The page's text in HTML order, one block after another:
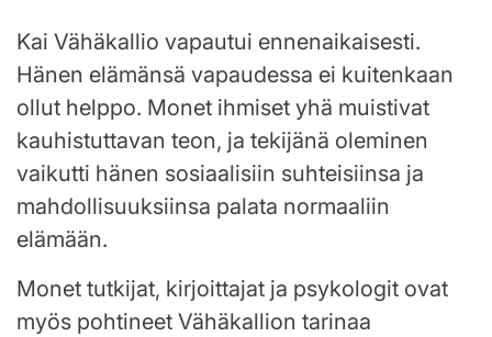
Kai Vähäkallio vapautui ennenaikaisesti.
Hänen elämänsä vapaudessa ei kuitenkaan
ollut helppo. Monet ihmiset yhä muistivat
kauhistuttavan teon, ja tekijänä oleminen
vaikutti hänen sosiaalisiin suhteisiinsa ja
mahdollisuuksiinsa palata normaaliin
elämään.
Monet tutkijat, kirjoittajat ja psykologit ovat
myös pohtineet Vähäkallion tarinaa